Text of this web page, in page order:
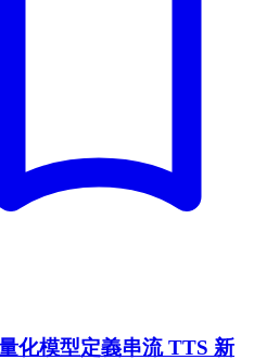
化模型定義串流 TTS 新